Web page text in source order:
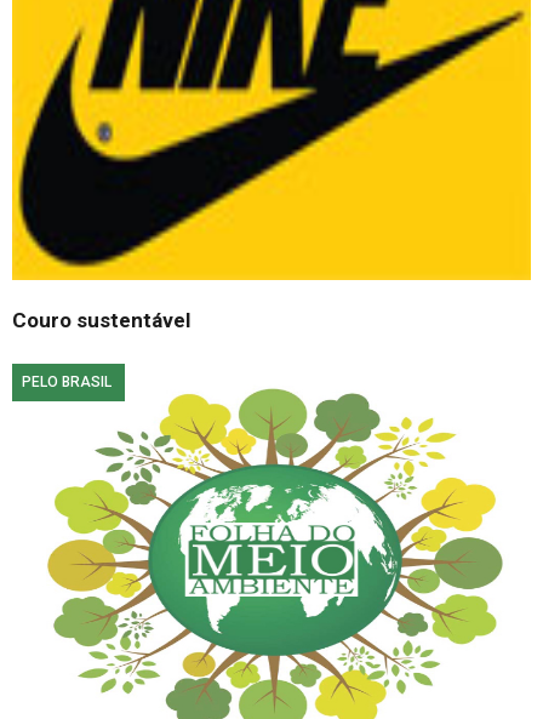
Couro sustentável
PELO BRASIL